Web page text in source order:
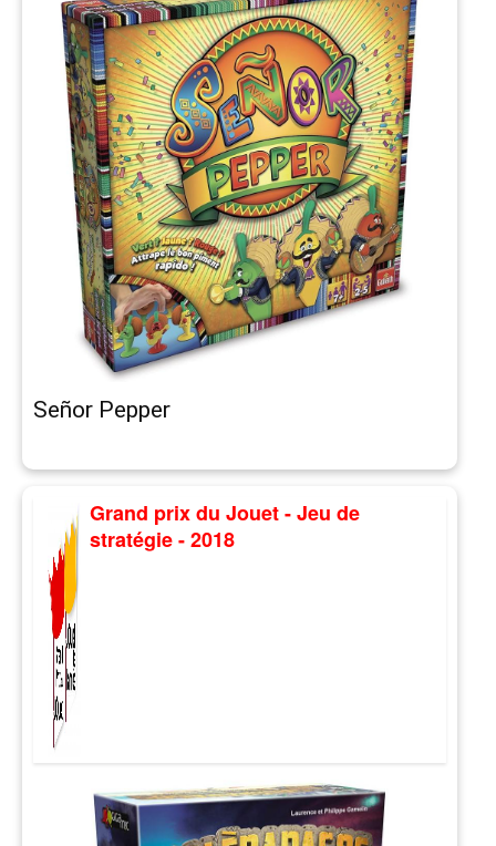
Señor Pepper
Grand prix du Jouet - Jeu de
stratégie - 2018